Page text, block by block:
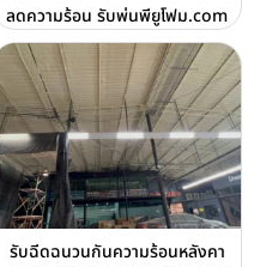
ลดความร้อน รับพ่นพียูโฟม.com
รับฉีดฉนวนกันความร้อนหลังคา